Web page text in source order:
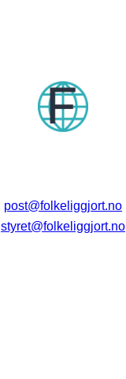
post@folkeliggjort.no
styret@folkeliggjort.no